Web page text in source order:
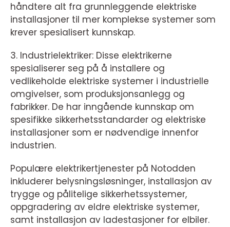
håndtere alt fra grunnleggende elektriske
installasjoner til mer komplekse systemer som
krever spesialisert kunnskap.
3. Industrielektriker: Disse elektrikerne
spesialiserer seg på å installere og
vedlikeholde elektriske systemer i industrielle
omgivelser, som produksjonsanlegg og
fabrikker. De har inngående kunnskap om
spesifikke sikkerhetsstandarder og elektriske
installasjoner som er nødvendige innenfor
industrien.
Populære elektrikertjenester på Notodden
inkluderer belysningsløsninger, installasjon av
trygge og pålitelige sikkerhetssystemer,
oppgradering av eldre elektriske systemer,
samt installasjon av ladestasjoner for elbiler.